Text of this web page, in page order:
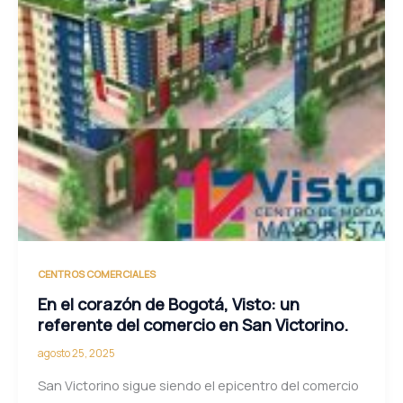
CENTROS COMERCIALES
En el corazón de Bogotá, Visto: un
referente del comercio en San Victorino.
agosto 25, 2025
San Victorino sigue siendo el epicentro del comercio